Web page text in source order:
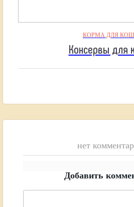
КОРМА ДЛЯ
Консервы для
нет
Добавить